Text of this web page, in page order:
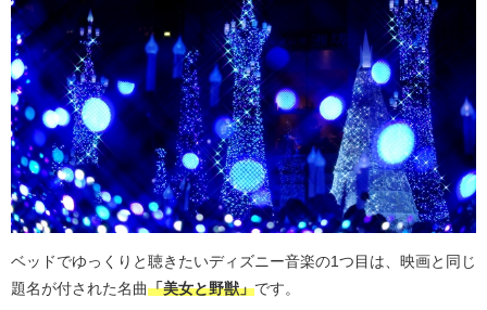
ベッドでゆっくりと聴きたいディズニー音楽の1つ目は、映画と同じ
題名が付された名曲「美女と野獣」です。